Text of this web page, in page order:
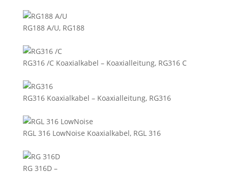
RG188 A/U, RG188
RG316 /C Koaxialkabel – Koaxialleitung, RG316 C
RG316 Koaxialkabel – Koaxialleitung, RG316
RGL 316 LowNoise Koaxialkabel, RGL 316
RG 316D –